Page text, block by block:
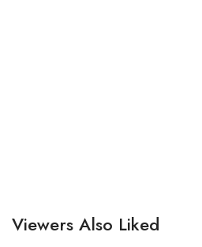
Viewers Also Liked